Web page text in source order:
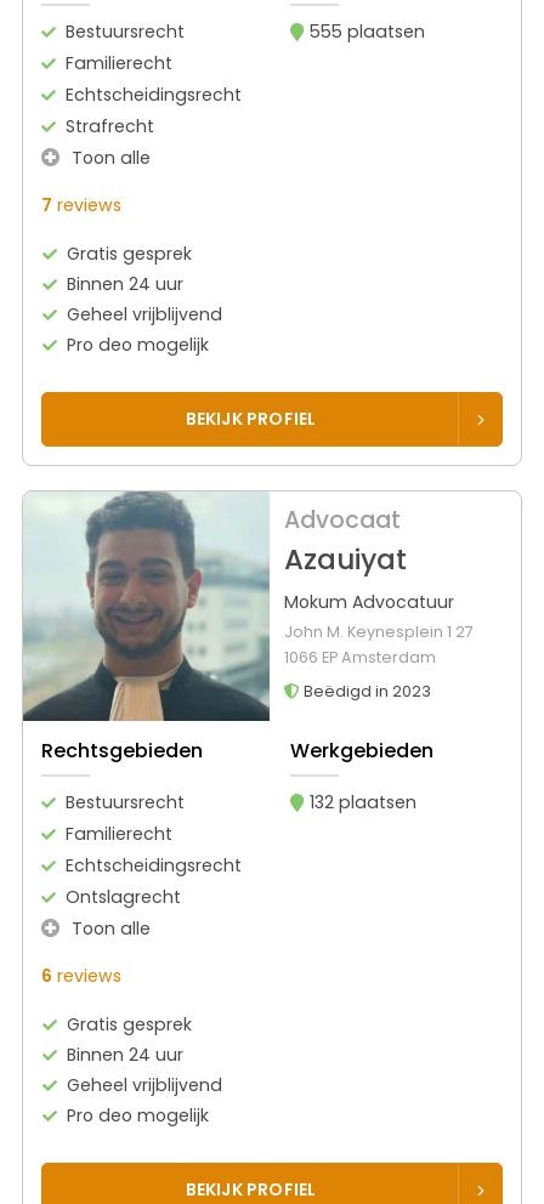
Bestuursrecht
Familierecht
Echtscheidingsrecht
Strafrecht
Toon alle
555 plaatsen
7 reviews
Gratis gesprek
Binnen 24 uur
Geheel vrijblijvend
Pro deo mogelijk
BEKIJK PROFIEL
Advocaat
Azauiyat
Mokum Advocatuur
John M. Keynesplein 1 27
1066 EP Amsterdam
Beëdigd in 2023
Rechtsgebieden
Bestuursrecht
Familierecht
Echtscheidingsrecht
Ontslagrecht
Toon alle
Werkgebieden
132 plaatsen
6 reviews
Gratis gesprek
Binnen 24 uur
Geheel vrijblijvend
Pro deo mogelijk
BEKIJK PROFIEL